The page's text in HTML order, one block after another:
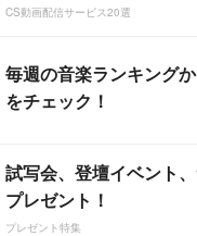
CS動画配信サービス20選
毎週の音楽ランキング
をチェック！
試写会、登壇イベント
プレゼント！
プレゼント特集